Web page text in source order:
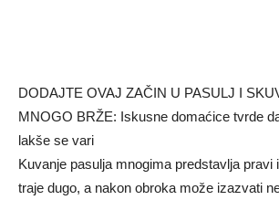
DODAJTE OVAJ ZAČIN U PASULJ I
MNOGO BRŽE: Iskusne domaćice tvrde
lakše se vari
Kuvanje pasulja mnogima predstavlja pravi
traje dugo, a nakon obroka može izazvati